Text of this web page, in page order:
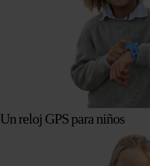
Un reloj GPS para niños